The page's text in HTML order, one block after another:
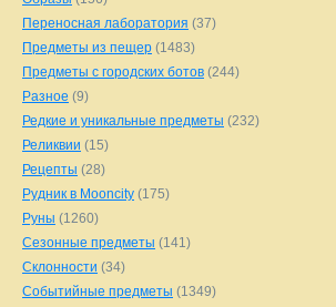
Переносная лаборатория (37)
Предметы из пещер (1483)
Предметы с городских ботов (244)
Разное (9)
Редкие и уникальные предметы (232)
Реликвии (15)
Рецепты (28)
Рудник в Mooncity (175)
Руны (1260)
Сезонные предметы (141)
Склонности (34)
Событийные предметы (1349)